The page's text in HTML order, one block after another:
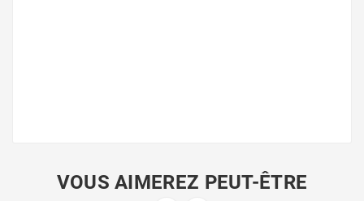
VOUS AIMEREZ PEUT-ÊTRE